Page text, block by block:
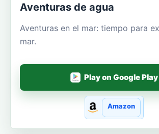
Aventuras de agua
Aventuras en el mar: tiempo para
mar.
Play on Google Play
Amazon